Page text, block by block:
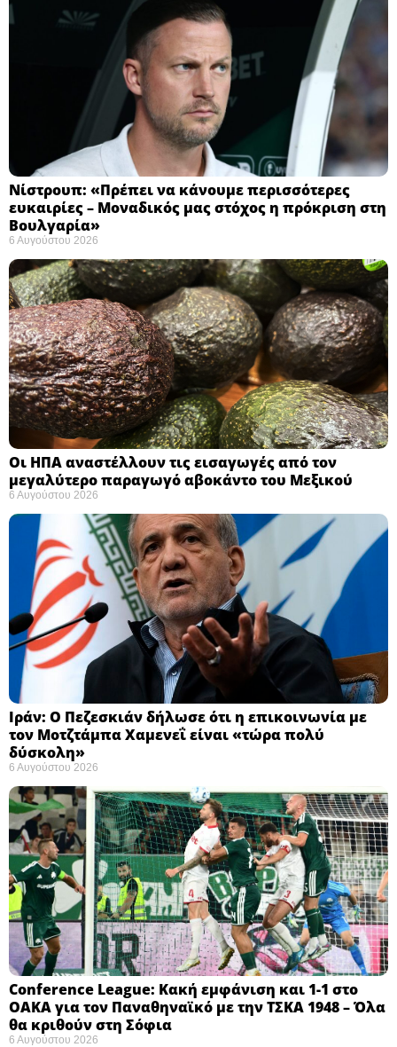
Νίστρουπ: «Πρέπει να κάνουμε περισσότερες
ευκαιρίες – Μοναδικός μας στόχος η πρόκριση στη
Βουλγαρία» ​
6 Αυγούστου 2026
Οι ΗΠΑ αναστέλλουν τις εισαγωγές από τον
μεγαλύτερο παραγωγό αβοκάντο του Μεξικού ​
6 Αυγούστου 2026
Ιράν: Ο Πεζεσκιάν δήλωσε ότι η επικοινωνία με
τον Μοτζτάμπα Χαμενεΐ είναι «τώρα πολύ
δύσκολη» ​
6 Αυγούστου 2026
Conference League: Κακή εμφάνιση και 1-1 στο
ΟΑΚΑ για τον Παναθηναϊκό με την ΤΣΚΑ 1948 – Όλα
θα κριθούν στη Σόφια ​
6 Αυγούστου 2026